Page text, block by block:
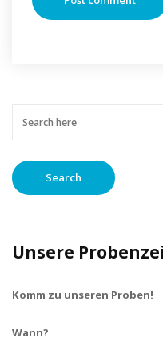
Unsere
Komm zu unseren Proben!
Wann?